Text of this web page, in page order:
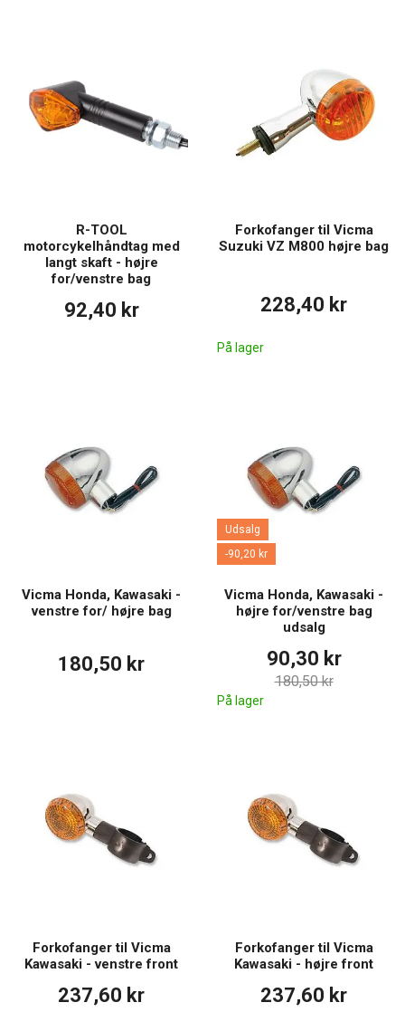
R-TOOL
motorcykelhåndtag med
langt skaft - højre
for/venstre bag
92,40 kr
Forkofanger til Vicma
Suzuki VZ M800 højre bag
228,40 kr
På lager
Vicma Honda, Kawasaki -
venstre for/ højre bag
180,50 kr
Udsalg
-90,20 kr
Vicma Honda, Kawasaki -
højre for/venstre bag
udsalg
90,30 kr
180,50 kr
På lager
Forkofanger til Vicma
Kawasaki - venstre front
237,60 kr
Forkofanger til Vicma
Kawasaki - højre front
237,60 kr